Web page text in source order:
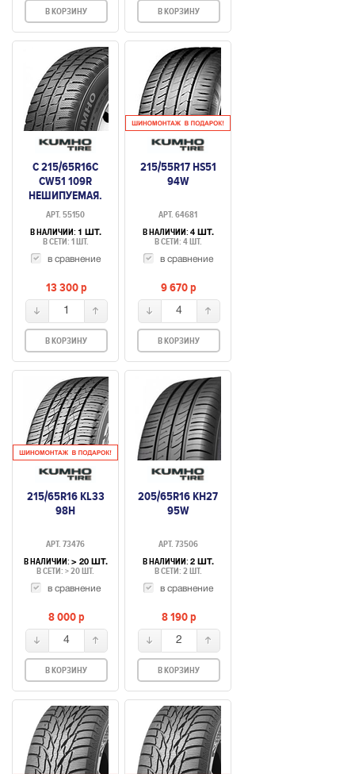
В КОРЗИНУ В КОРЗИНУ
C 215/65R16C
CW51 109R
НЕШИПУЕМАЯ.
АРТ. 55150
В НАЛИЧИИ: 1 ШТ.
В СЕТИ: 1 ШТ.
в сравнение
13 300p
1
В КОРЗИНУ
215/55R17 HS51
94W
АРТ. 64681
В НАЛИЧИИ: 4 ШТ.
В СЕТИ: 4 ШТ.
в сравнение
9 670p
4
В КОРЗИНУ
215/65R16 KL33
98H
АРТ. 73476
В НАЛИЧИИ: > 20 ШТ.
В СЕТИ: > 20 ШТ.
в сравнение
8 000p
4
В КОРЗИНУ
205/65R16 KH27
95W
АРТ. 73506
В НАЛИЧИИ: 2 ШТ.
В СЕТИ: 2 ШТ.
в сравнение
8 190p
2
В КОРЗИНУ